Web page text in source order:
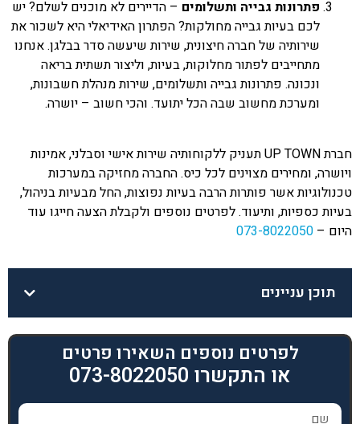
תוכן עניינים
לפרטים נוספים השאירו פרטים
או התקשרו 073-8022050
פתרונות גבייה ותשלומים – הדיירים לא מוכנים לשלם? יש
לכם בעיות גבייה מחולקות? הפתרון האידיאלי היא לשכור את
שירותיה של חברה חיצונית, שירות שיעשה סדר בבלגן. אנחנו
מתחייבים לפתור מחלוקות, בעיות, וליצור תשתית בריאה
ונכונה. פתרונות גבייה ותשלומים, שירות מנהלת חשבונות,
ומערכת מחשוב שבה הכל יתועד. והכי חשוב – יושרה.
חברת UP TOWN תעניק ללקוחותיה שירות אישי וסבלני, אמינות
ויושרה, ומחירים מצוינים לכל כיס. החברה מחזיקה במערכות
טכנולוגיות אשר פותרות הרבה בעיות נפוצות, החל מבעיות בניהול,
בעיות כספיות, ותיעוד. לפרטים נוספים ולקבלת הצעה חייגו עוד
היום – 073-8022050